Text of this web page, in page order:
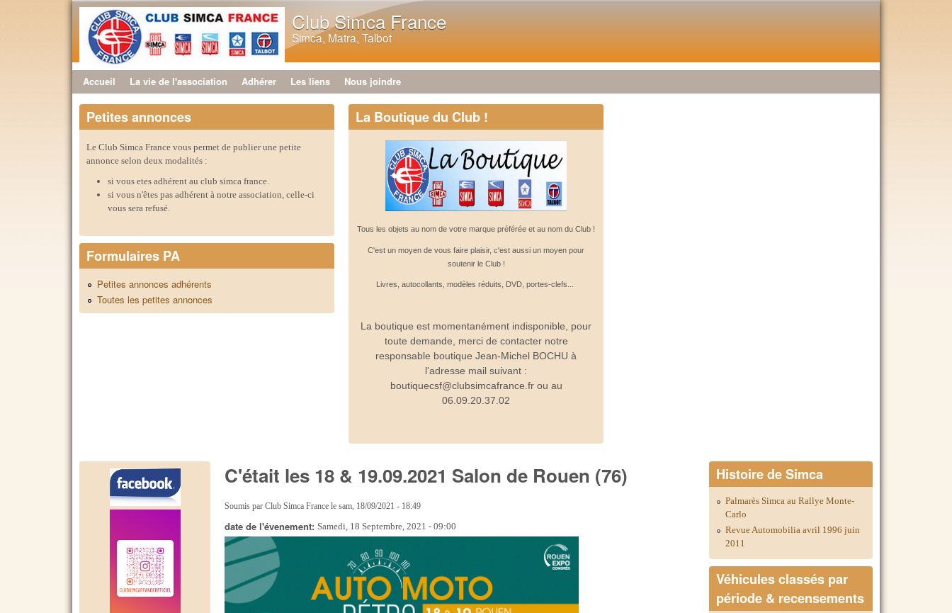
Club Simca France
Simca, Matra, Talbot
Menu principal
Accueil La vie de l'association Adhérer Les liens Nous joindre
Petites annonces
Le Club Simca France vous permet de publier une petite
annonce selon deux modalités :
si vous etes adhérent au club simca france.
si vous n'êtes pas adhérent à notre association, celle-ci
vous sera refusé.
Formulaires PA
Petites annonces adhérents
Toutes les petites annonces
La Boutique du Club !
Tous les objets au nom de votre marque préférée et au nom du Club !
C'est un moyen de vous faire plaisir, c'est aussi un moyen pour
soutenir le Club !
Livres, autocollants, modèles réduits, DVD, portes-clefs...
La boutique est momentanément indisponible, pour
toute demande, merci de contacter notre
responsable boutique Jean-Michel BOCHU à
l'adresse mail suivant :
boutiquecsf@clubsimcafrance.fr ou au
06.09.20.37.02
C'était les 18 & 19.09.2021 Salon de Rouen (76)
Soumis parClub Simca France lesam, 18/09/2021 - 18:49
date de l'évenement: Samedi, 18 Septembre, 2021 - 09:00
Histoire de Simca
Palmarès Simca au Rallye Monte-
Carlo
Revue Automobilia avril 1996 juin
2011
Véhicules classés par
période & recensements